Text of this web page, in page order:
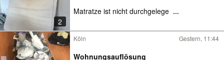
2
Matratze ist nicht durchgelege ...
Köln Gestern, 11:44
Wohnungsauflösung